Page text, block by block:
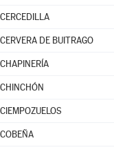
CERCEDILLA
CERVERA DE BUITRAGO
CHAPINERÍA
CHINCHÓN
CIEMPOZUELOS
COBEÑA